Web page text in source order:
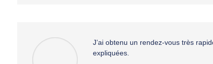
J’ai obtenu un rendez-vous très
expliquées.